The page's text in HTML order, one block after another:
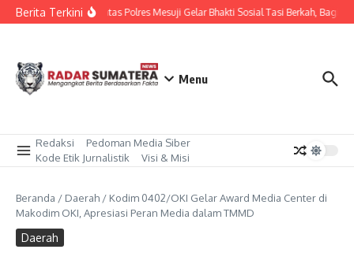
Lewati ke konten
Berita TerkiniSat Lantas Polres Mesuji Gelar Bhakti Sosial Tasi Berkah,
Menu
Redaksi
Pedoman Media Siber
Kode Etik Jurnalistik
Visi & Misi
Beranda / Daerah / Kodim 0402/OKI Gelar Award Media Center di
Makodim OKI, Apresiasi Peran Media dalam TMMD
Daerah